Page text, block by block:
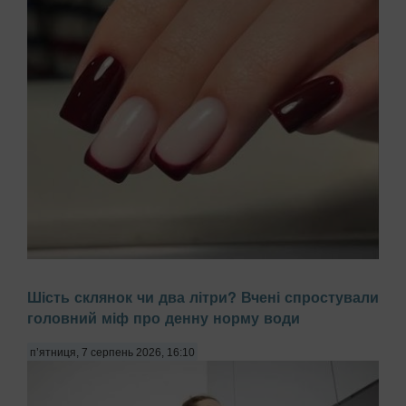
звинувачуючи в цьому брак вітамінів або погану якість
гель-лаку. Проте причиною часто є побутова хімія,
з використанням агресивних мийних за...
Шість склянок чи два літри? Вчені спростували
головний міф про денну норму води
п’ятниця, 7 серпень 2026, 16:10